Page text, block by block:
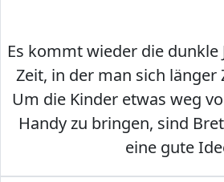
Es kommt wieder die dunkle
Zeit, in der man sich länger
Um die Kinder etwas weg
Handy zu bringen, sind
eine gute